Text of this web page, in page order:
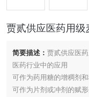
贾贰供应医药用级
简要描述：贾贰供应医
医药行业中的应用
可作为药用糖的增稠剂和
可作为片剂或冲剂的赋